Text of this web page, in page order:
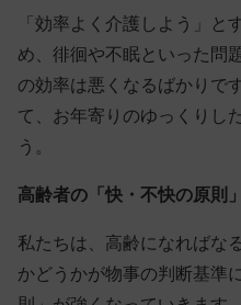
「効率よく介護しよう」と
め、徘徊や不眠といった問
の効率は悪くなるばかりで
て、お年寄りのゆっくりし
う。
高齢者の「快・不快の原則」
私たちは、高齢になればな
かどうかが物事の判断基準